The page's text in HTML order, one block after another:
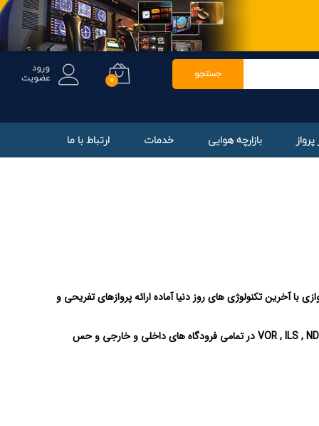
انتخاب ارز پیگیری سفارشات اخبار سایت
جستجو 0
ورود
عضویت
بازارچه هوایی خدمات ارتباط با ما
آخرین تکنولوژی های روز دنیا آماده ارائه پروازهای تفریحی و
از امکانات این شبیه ساز پرواز میتوان به دارا بودن تمام Instrument های پرواز ، امکان پرواز با خلبان اتوماتیک ( Auto Pilot ) امکان انجام طرح تقرب VOR , ILS , NDB در تمامی فرودگاه های داخلی و خارجی و حس